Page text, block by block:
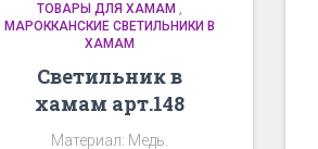
ТОВАРЫ ДЛЯ ХАМАМ ,
МАРОККАНСКИЕ СВЕТИЛЬНИКИ В
ХАМАМ
Светильник в
хамам арт.148
Материал: Медь.